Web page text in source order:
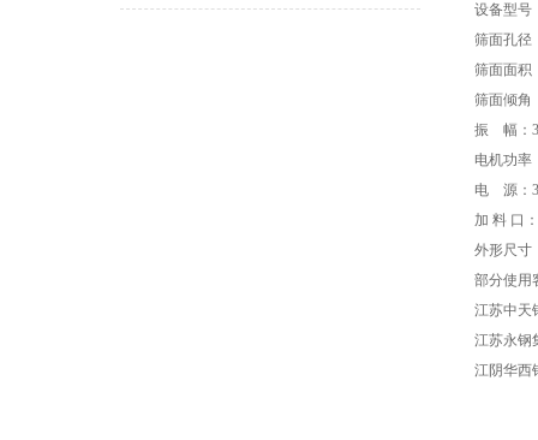
设备型号
筛面孔径
筛面面积
筛面倾角
振
幅：
电机功率
电
源：
加 料 口：
外形尺寸
部分使用
江苏中天
江苏永钢
江阴华西